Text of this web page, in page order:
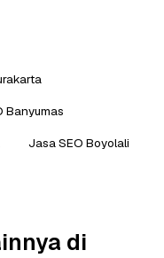
Banyumas
Jasa SEO Boyolali
di